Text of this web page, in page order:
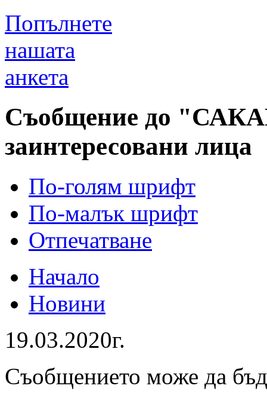
Попълнете
нашата
анкета
Съобщение до
заинтересовани лица
По-голям шрифт
По-малък шрифт
Отпечатване
Начало
Новини
19.03.2020г.
Съобщението може да